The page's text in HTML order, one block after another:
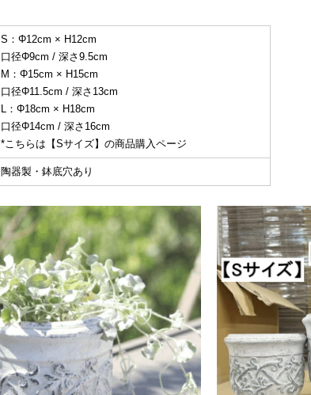
S：Φ12cm × H12cm
口径Φ9cm / 深さ9.5cm
M：Φ15cm × H15cm
口径Φ11.5cm / 深さ13cm
L：Φ18cm × H18cm
口径Φ14cm / 深さ16cm
*こちらは【Sサイズ】の商品購入ページ
陶器製・鉢底穴あり